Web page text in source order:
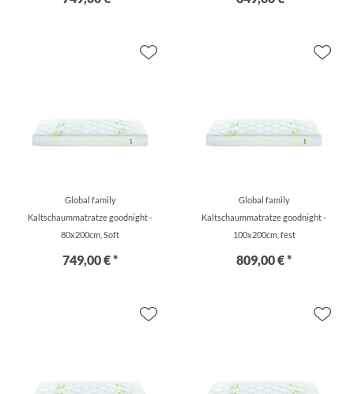
Global family
Kaltschaummatratze goodnight -
80x200cm, Soft
749,00 € *
Global family
Kaltschaummatratze goodnight -
100x200cm, fest
809,00 € *